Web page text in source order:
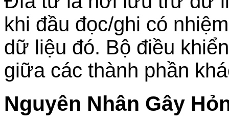
khi đầu đọc/ghi có
dữ liệu đó. Bộ điều
giữa các thành phần
Nguyên Nhân Gây